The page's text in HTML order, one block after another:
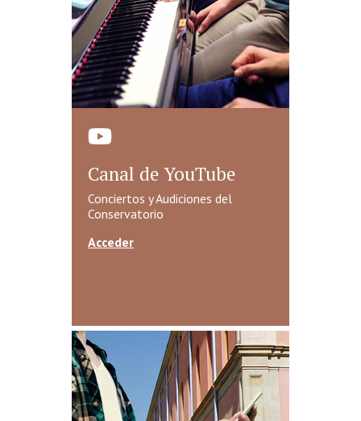
Canal de YouTube
Conciertos y Audiciones del
Conservatorio
Acceder